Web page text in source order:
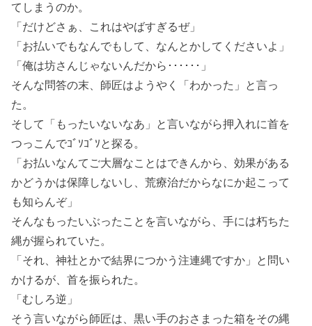
てしまうのか。
「だけどさぁ、これはやばすぎるぜ」
「お払いでもなんでもして、なんとかしてくださいよ」
「俺は坊さんじゃないんだから･･････」
そんな問答の末、師匠はようやく「わかった」と言っ
た。
そして「もったいないなあ」と言いながら押入れに首を
つっこんでｺﾞｿｺﾞｿと探る。
「お払いなんてご大層なことはできんから、効果がある
かどうかは保障しないし、荒療治だからなにか起こって
も知らんぞ」
そんなもったいぶったことを言いながら、手には朽ちた
縄が握られていた。
「それ、神社とかで結界につかう注連縄ですか」と問い
かけるが、首を振られた。
「むしろ逆」
そう言いながら師匠は、黒い手のおさまった箱をその縄